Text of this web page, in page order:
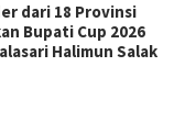
dari 18 Provinsi
Bupati Cup 2026
Halimun Salak